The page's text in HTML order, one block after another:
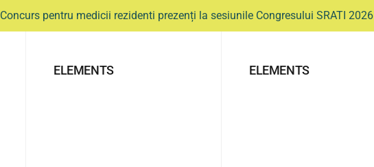
Concurs pentru medicii rezidenti prezenți la sesiunile Congresului SRATI 2026
ELEMENTS ELEMENTS